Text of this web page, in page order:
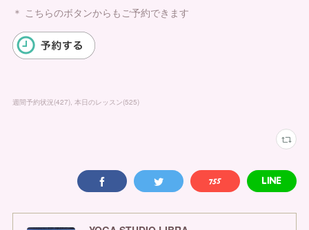
＊ こちらのボタンからもご予約できます
週間予約状況 (427) 本日のレッスン(525)